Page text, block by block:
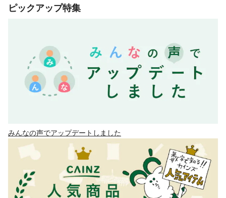
ピックアップ特集
みんなの声でアップデートしました